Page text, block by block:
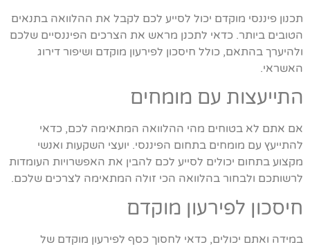
תכנון פיננסי מוקדם יכול לסייע לכם לקבל את ההלוואה בתנאים
הטובים ביותר. כדאי לתכנן מראש את הצרכים הפיננסיים שלכם
ולהיערך בהתאם, כולל חיסכון לפירעון מוקדם ושיפור דירוג
האשראי.
התייעצות עם מומחים
אם אתם לא בטוחים מהי ההלוואה המתאימה לכם, כדאי
להתייעץ עם מומחים בתחום הפיננסי. יועצי השקעות ואנשי
מקצוע בתחום יכולים לסייע לכם להבין את האפשרויות העומדות
לרשותכם ולבחור בהלוואה הכי זולה המתאימה לצרכים שלכם.
חיסכון לפירעון מוקדם
במידה ואתם יכולים, כדאי לחסוך כסף לפירעון מוקדם של